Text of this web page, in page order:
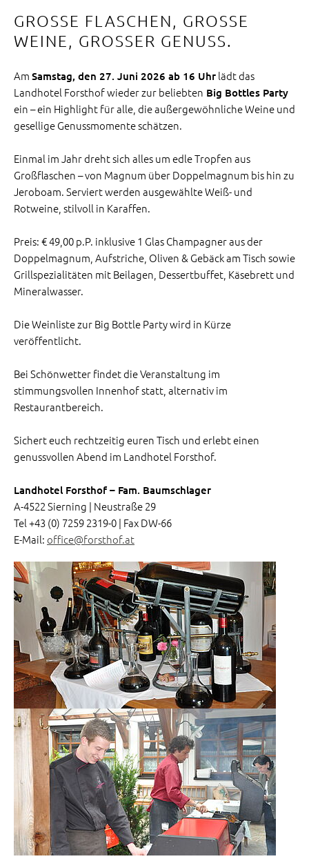
GROSSE FLASCHEN, GROSSE WE
INE, GROSSER GENUSS.
Am Samstag, den 27. Juni 2026 ab 16 Uhr lädt das
Landhotel Forsthof wieder zur beliebten Big Bottles Party
ein – ein Highlight für alle, die außergewöhnliche Weine und
gesellige Genussmomente schätzen.
Einmal im Jahr dreht sich alles um edle Tropfen aus
Großflaschen – von Magnum über Doppelmagnum bis hin zu
Jeroboam. Serviert werden ausgewählte Weiß- und
Rotweine, stilvoll in Karaffen.
Preis: € 49,00 p.P. inklusive 1 Glas Champagner aus der
Doppelmagnum, Aufstriche, Oliven & Gebäck am Tisch sowie
Grillspezialitäten mit Beilagen, Dessertbuffet, Käsebrett und
Mineralwasser.
Die Weinliste zur Big Bottle Party wird in Kürze
veröffentlicht.
Bei Schönwetter findet die Veranstaltung im
stimmungsvollen Innenhof statt, alternativ im
Restaurantbereich.
Sichert euch rechtzeitig euren Tisch und erlebt einen
genussvollen Abend im Landhotel Forsthof.
Landhotel Forsthof – Fam. Baumschlager
A-4522 Sierning | Neustraße 29
Tel +43 (0) 7259 2319-0 | Fax DW-66
E-Mail:office@forsthof.at